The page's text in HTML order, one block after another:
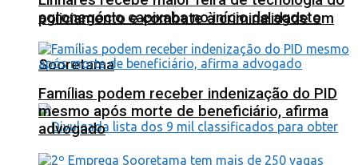
policiamento e combate à criminalidade em
Sooretama
agronegócio capixaba no início de agosto
Famílias podem receber indenização do PID
mesmo após morte de beneficiário, afirma
advogado